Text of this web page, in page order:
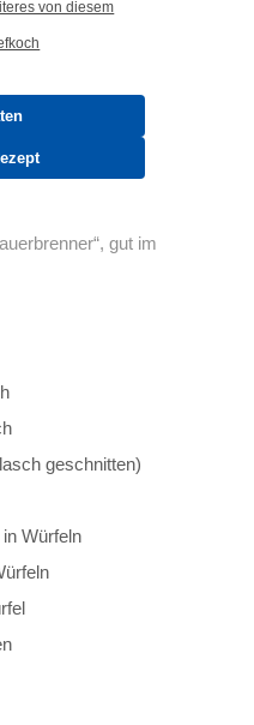
von diesem
gut im
geschnitten)
Würfeln